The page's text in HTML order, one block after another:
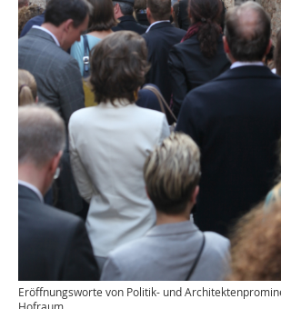
Eröffnungsworte von Politik- und